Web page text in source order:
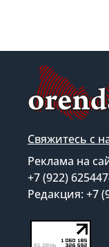
Свяжитесь с
Реклама на
+7 (922)
Редакция: +7